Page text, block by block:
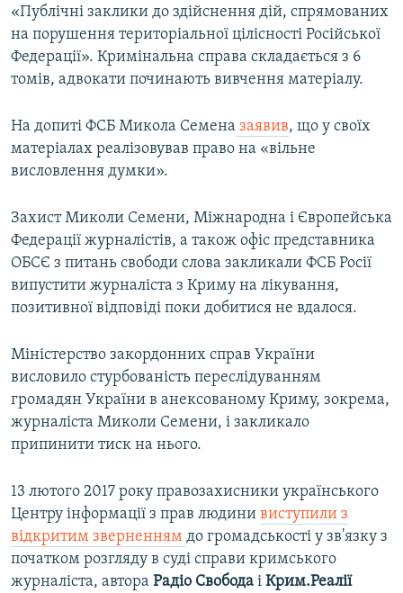
«Публічні заклики до здійснення дій, спрямованих
на порушення територіальної цілісності Російської
Федерації». Кримінальна справа складається з 6
томів, адвокати починають вивчення матеріалу.
На допиті ФСБ Микола Семена заявив, що у своїх
матеріалах реалізовував право на «вільне
висловлення думки».
Захист Миколи Семени, Міжнародна і Європейська
Федерації журналістів, а також офіс представника
ОБСЄ з питань свободи слова закликали ФСБ Росії
випустити журналіста з Криму на лікування,
позитивної відповіді поки добитися не вдалося.
Міністерство закордонних справ України
висловило стурбованість переслідуванням
громадян України в анексованому Криму, зокрема,
журналіста Миколи Семени, і закликало
припинити тиск на нього.
13 лютого 2017 року правозахисники українського
Центру інформації з прав людини виступили з
відкритим зверненням до громадськості у зв'язку з
початком розгляду в суді справи кримського
журналіста, автора Радіо Свобода і Крим.Реалії